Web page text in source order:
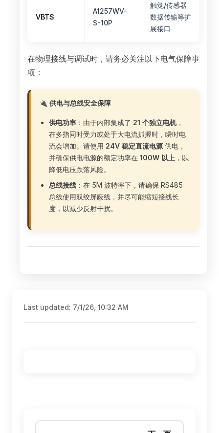
VBTS
A1257WV-
S-10P
触觉/传感器
数据传输等扩
展接口
在物理接线与调试时，请务必关注以下电气保障事
项：
🔌 供电与总线安全保障
供电功率 ：由于内部集成了 21 个独立电机，
在多指同时受力或处于大电流抓握时，瞬时电
流会增加。请使用 24V 稳定直流电源 供电，
并确保供电电源的额定功率在 100W 以上 ，以
降低电压跌落风险。
总线接线 ：在 5M 波特率下，请确保 RS485
总线使用双绞屏蔽线，并尽可能缩短接线长
度，以减少反射干扰。
Last updated: 7/1/26, 10:32 AM